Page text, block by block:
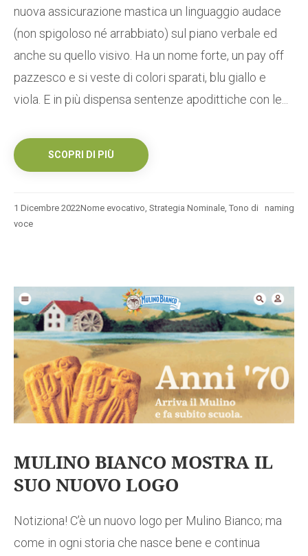
nuova assicurazione mastica un linguaggio audace
(non spigoloso né arrabbiato) sul piano verbale ed
anche su quello visivo. Ha un nome forte, un pay off
pazzesco e si veste di colori sparati, blu giallo e
viola. E in più dispensa sentenze apodittiche con le...
SCOPRI DI PIÙ
1 Dicembre 2022 naming
Nome evocativo Strategia Nominale Tono di
voce
MULINO BIANCO MOSTRA IL
SUO NUOVO LOGO
Notiziona! C’è un nuovo logo per Mulino Bianco; ma
come in ogni storia che nasce bene e continua